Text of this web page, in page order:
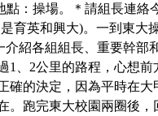
：操場。＊請組長連絡
育英和興大)。一到東大
紹各組組長、重要幹部
1、2公里的路程，心想
確的決定，因為平時在
。跑完東大校園兩圈後